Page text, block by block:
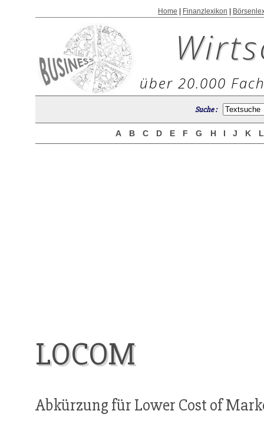
Home Finanzlexikon
über 20.000
Suche :
A B C D E F G H I J K
LOCOM
Abkürzung für Lower Cost of